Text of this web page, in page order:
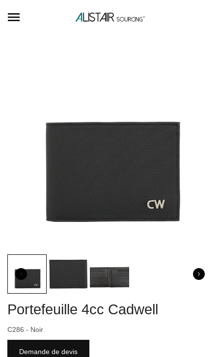
Ignorer et passer au contenu
Portefeuille 4cc Cadwell
C286 - Noir
Demande de devis